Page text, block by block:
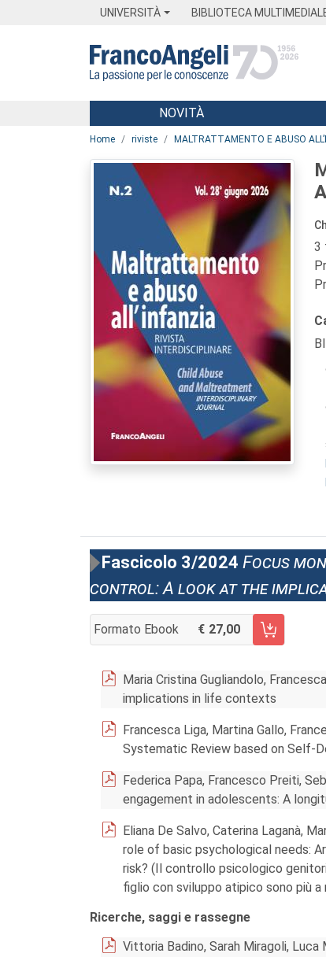
UNIVERSITÀ BIBLIOTECA
Menu
NOVITÀ
Home riviste MALTRATTAMENTO E ABUSO
3
Fascicolo 3/2024 Focus
control: A look at the
Formato Ebook 27,00
AGGIUNGI AL CARRELLO FASCICOLO 3/
Maria Cristina Gugliandolo,
implications in life contexts
Francesca Liga, Martina Gallo,
Systematic Review based on Self-
Federica Papa, Francesco Preiti,
engagement in adolescents: A
Eliana De Salvo, Caterina Laganà,
role of basic psychological needs:
risk? (Il controllo psicologico
figlio con sviluppo atipico sono più a
Ricerche, saggi e rassegne
Vittoria Badino, Sarah Miragoli,